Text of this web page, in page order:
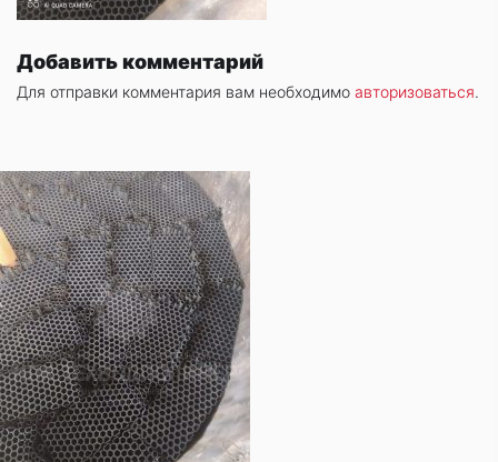
Добавить комментарий
Для отправки комментария вам необходимо авторизоваться.